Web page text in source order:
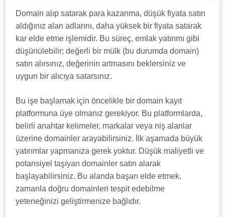
Domain alıp satarak para kazanma, düşük fiyata satın
aldığınız alan adlarını, daha yüksek bir fiyata satarak
kar elde etme işlemidir. Bu süreç, emlak yatırımı gibi
düşünülebilir; değerli bir mülk (bu durumda domain)
satın alırsınız, değerinin artmasını beklersiniz ve
uygun bir alıcıya satarsınız.
Bu işe başlamak için öncelikle bir domain kayıt
platformuna üye olmanız gerekiyor. Bu platformlarda,
belirli anahtar kelimeler, markalar veya niş alanlar
üzerine domainler arayabilirsiniz. İlk aşamada büyük
yatırımlar yapmanıza gerek yoktur. Düşük maliyetli ve
potansiyel taşıyan domainler satın alarak
başlayabilirsiniz. Bu alanda başarı elde etmek,
zamanla doğru domainleri tespit edebilme
yeteneğinizi geliştirmenize bağlıdır.